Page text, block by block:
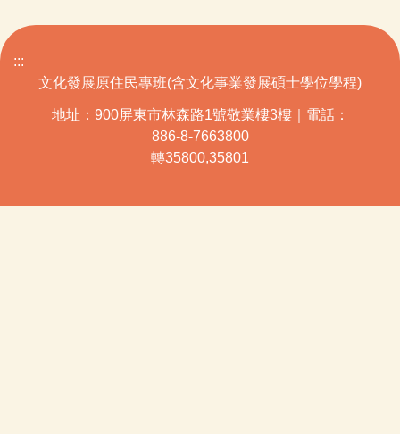
:::
文化發展原住民專班(含文化事業發展碩士學位學程)
地址：900屏東市林森路1號敬業樓3樓｜電話：
886-8-7663800
轉35800,35801